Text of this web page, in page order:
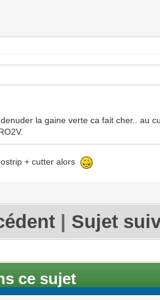
la gaine verte ca fait cher.. au
+ cutter alors
Sujet
ce sujet